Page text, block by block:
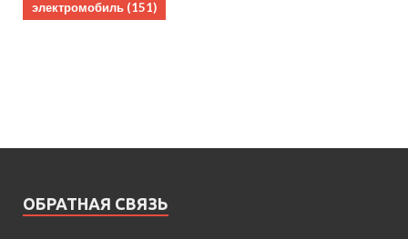
электромобиль (151)
ОБРАТНАЯ СВЯЗЬ